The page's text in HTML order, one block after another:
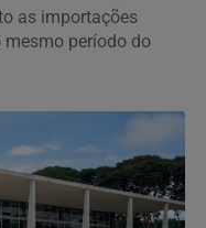
as importações
mesmo período do